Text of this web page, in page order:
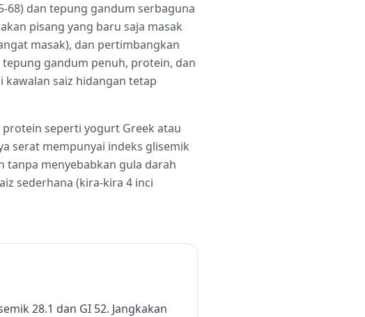
68) dan tepung gandum serbaguna
pisang yang baru saja masak
masak), dan pertimbangkan
gandum penuh, protein, dan
saiz hidangan tetap
seperti yogurt Greek atau
serat mempunyai indeks glisemik
tanpa menyebabkan gula darah
sederhana (kira-kira 4 inci
28.1 dan GI 52. Jangkakan